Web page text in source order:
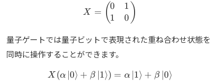
X = (0
1
1
0 )
量子ゲートでは量子ビットで表現された重ね合わせ状態を
同時に操作することができます。
X (α ∣0⟩ + β ∣1⟩) = α ∣1⟩ + β ∣0⟩